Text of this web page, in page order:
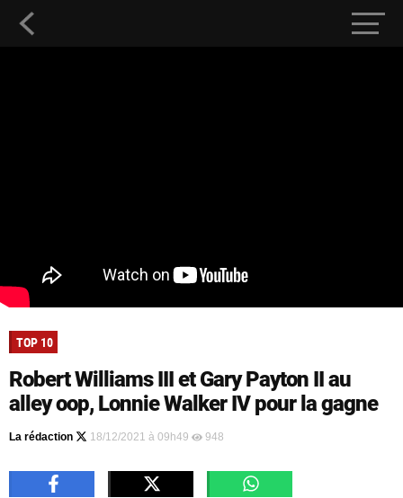
TOP 10
Robert Williams III et Gary Payton II au
alley oop, Lonnie Walker IV pour la gagne
La rédaction 18/12/2021 à 09h49 948